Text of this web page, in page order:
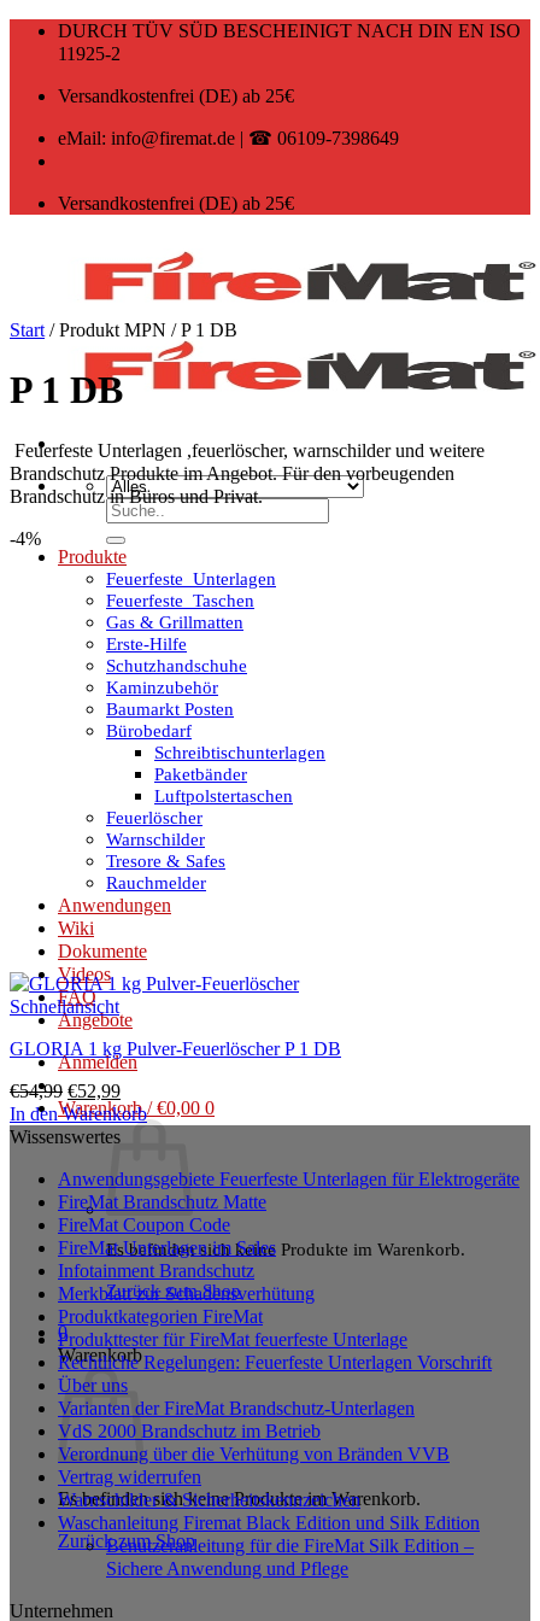
Zum
DURCH TÜV SÜD BESCHEINIGT NACH DIN EN ISO
11925-2
Versandkostenfrei (DE) ab 25€
eMail: info@firemat.de | ☎ 06109-7398649
Versandkostenfrei (DE) ab 25€
Suchen
nach:
Produkte
Feuerfeste_Unterlagen
Feuerfeste_Taschen
Gas & Grillmatten
Erste-Hilfe
Schutzhandschuhe
Kaminzubehör
Baumarkt Posten
Bürobedarf
Schreibtischunterlagen
Paketbänder
Luftpolstertaschen
Feuerlöscher
Warnschilder
Tresore & Safes
Rauchmelder
Anwendungen
Wiki
Dokumente
Videos
FAQ
Angebote
Anmelden
Warenkorb /€0,00 0
Es befinden sich keine Produkte im Warenkorb.
Zurück zum Shop
0
Warenkorb
Es befinden sich keine Produkte im Warenkorb.
Zurück zum Shop
Start /Produkt MPN /P 1 DB
P 1 DB
Feuerfeste Unterlagen ,feuerlöscher, warnschilder und weitere
Brandschutz Produkte im Angebot. Für den vorbeugenden
Brandschutz in Büros und Privat.
-4%
Schnellansicht
GLORIA 1 kg Pulver-Feuerlöscher P 1 DB
€54,99 Ursprünglicher
Preis
war:
€52,99Aktueller
Preis
ist:
In den Warenkorb
Wissenswertes
Anwendungsgebiete Feuerfeste Unterlagen für Elektrogeräte
FireMat Brandschutz Matte
FireMat Coupon Code
FireMat Unterlagen im Sales
Infotainment Brandschutz
Merkblatt zur Schadensverhütung
Produktkategorien FireMat
Produkttester für FireMat feuerfeste Unterlage
Rechtliche Regelungen: Feuerfeste Unterlagen Vorschrift
Über uns
Varianten der FireMat Brandschutz-Unterlagen
VdS 2000 Brandschutz im Betrieb
Verordnung über die Verhütung von Bränden VVB
Vertrag widerrufen
Warnschilder & Sicherheitskennzeichen
Waschanleitung Firemat Black Edition und Silk Edition
Benutzeranleitung für die FireMat Silk Edition –
Sichere Anwendung und Pflege
Unternehmen